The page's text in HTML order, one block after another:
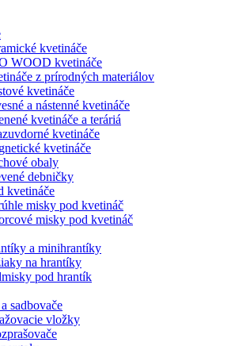
kvetináče
WOOD kvetináče
z prírodných materiálov
kvetináče
a nástenné kvetináče
kvetináče a teráriá
kvetináče
kvetináče
obaly
debničky
kvetináče
misky pod kvetináč
misky pod kvetináč
a minihrantíky
na hrantíky
pod hrantík
sadbovače
vložky